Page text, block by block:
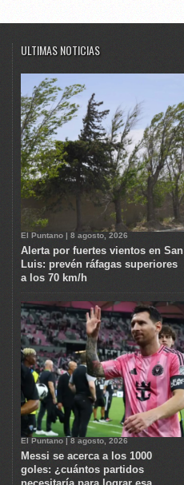
ULTIMAS NOTICIAS
El Puntano | 8 agosto, 2026
Alerta por fuertes vientos en San
Luis: prevén ráfagas superiores
a los 70 km/h
El Puntano | 8 agosto, 2026
Messi se acerca a los 1000
goles: ¿cuántos partidos